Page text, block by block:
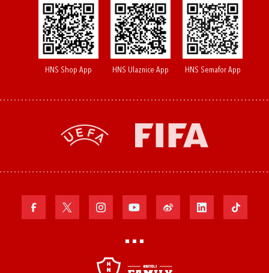
HNS Shop App HNS Ulaznice App HNS Semafor App